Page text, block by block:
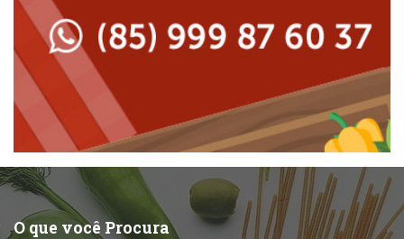
Massas
Peixes e Frutos do Mar
Pizzarias
Peixes e Frutos do Mar
Pizzarias
Sobremesas e sorvetes
O que você Procura